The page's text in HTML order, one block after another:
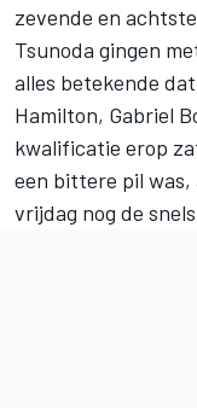
zevende en
Tsunoda gingen
alles betekende
Hamilton, Gabriel
kwalificatie erop
een bittere pil
vrijdag nog de